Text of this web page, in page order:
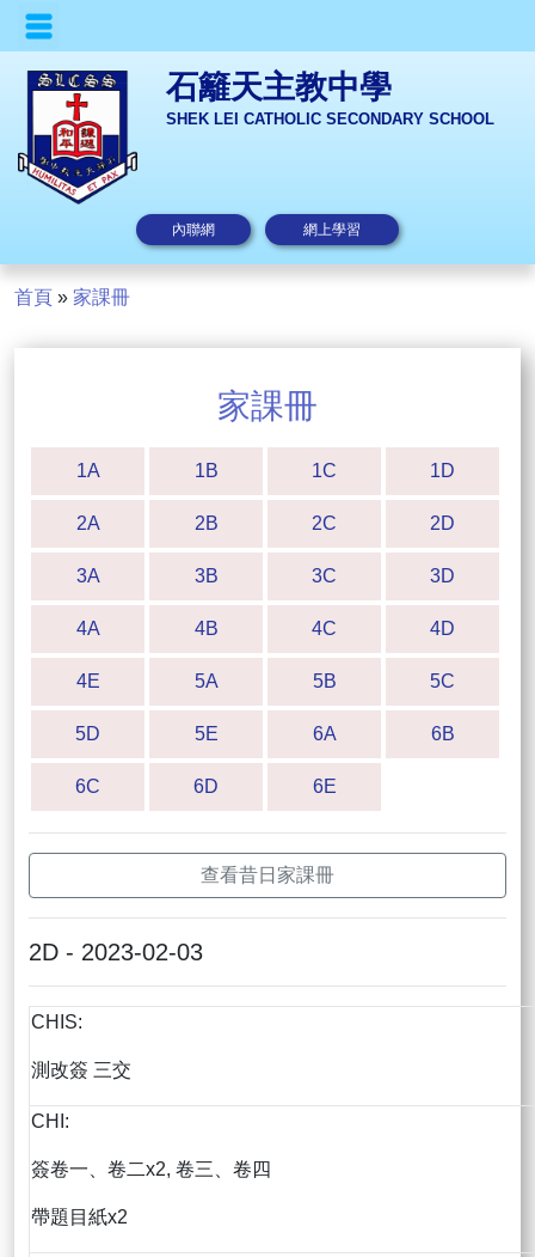
石籬天主教中學
SHEK LEI CATHOLIC SECONDARY SCHOOL
內聯網 網上學習
首頁 » 家課冊
家課冊
1A 1B 1C 1D
2A 2B 2C 2D
3A 3B 3C 3D
4A 4B 4C 4D
4E 5A 5B 5C
5D 5E 6A 6B
6C 6D 6E
查看昔日家課冊
2D - 2023-02-03
CHIS:
測改簽 三交
CHI:
簽卷一、卷二x2, 卷三、卷四
帶題目紙x2